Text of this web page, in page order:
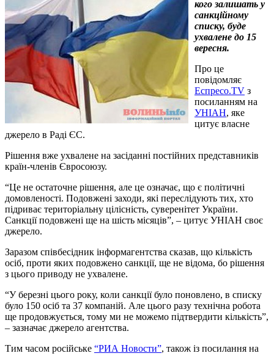
кого залишать у
санкційному
списку, буде
ухвалене до 15
вересня.
Про це
повідомляє
Еспресо.TV з
посиланням на
УНІАН, яке
цитує власне
джерело в Раді ЄС.
Рішення вже ухвалене на засіданні постійних представників
країн-членів Євросоюзу.
“Це не остаточне рішення, але це означає, що є політичні
домовленості. Подовжені заходи, які переслідують тих, хто
підриває територіальну цілісність, суверенітет України.
Санкції подовжені ще на шість місяців”, – цитує УНІАН своє
джерело.
Заразом співбесідник інформагентства сказав, що кількість
осіб, проти яких подовжено санкції, ще не відома, бо рішення
з цього приводу не ухвалене.
“У березні цього року, коли санкції було поновлено, в списку
було 150 осіб та 37 компаній. Але цього разу технічна робота
ще продовжується, тому ми не можемо підтвердити кількість”,
– зазначає джерело агентства.
Тим часом російське “РИА Новости”, також із посилання на